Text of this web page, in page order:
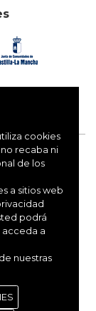
cookies
recaba ni
de los
a sitios web
podrá
a
nuestras